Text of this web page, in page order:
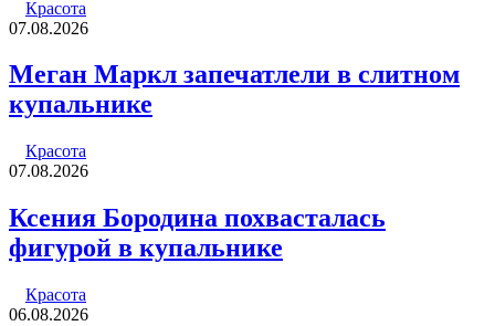
Красота
07.08.2026
Меган Маркл запечатлели в слитном
купальнике
Красота
07.08.2026
Ксения Бородина похвасталась
фигурой в купальнике
Красота
06.08.2026